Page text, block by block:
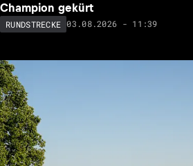
Champion gekürt
RUNDSTRECKE 03.08.2026 - 11:39